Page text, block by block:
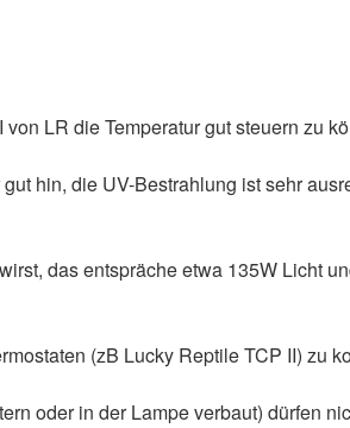
LR die Temperatur gut steuern zu
hin, die UV-Bestrahlung ist sehr
das entspräche etwa 135W Licht
(zB Lucky Reptile TCP II) zu
oder in der Lampe verbaut) dürfen